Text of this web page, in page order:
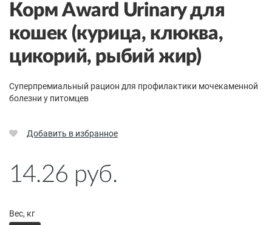
Корм Award Urinary для
кошек (курица, клюква,
цикорий, рыбий жир)
Суперпремиальный рацион для профилактики мочекаменной
болезни у питомцев
Добавить в избранное
14.26 руб.
Вес, кг